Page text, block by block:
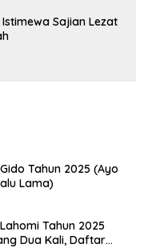
Sajian Lezat
Tahun 2025 (Ayo
Lama)
Tahun 2025
Dua Kali, Daftar